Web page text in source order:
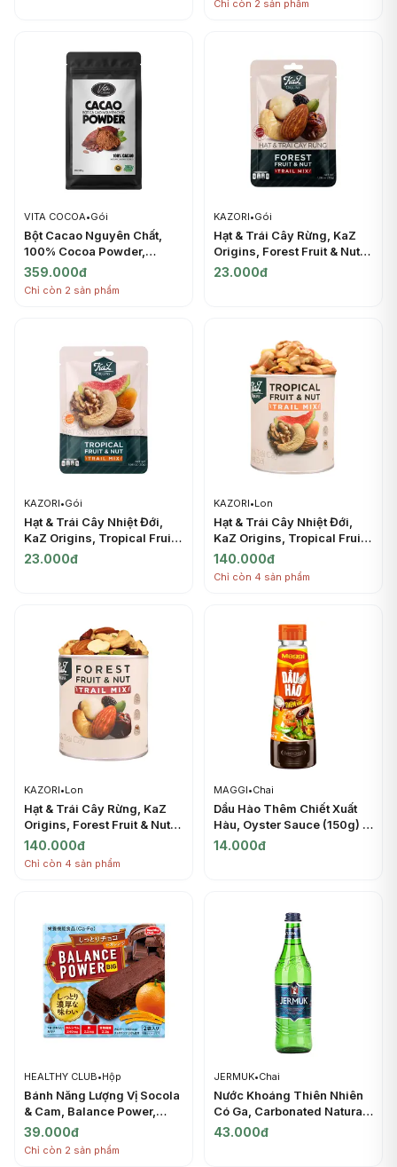
Chỉ còn 2 sản phẩm
VITA COCOA•Gói
Bột Cacao Nguyên Chất,
100% Cocoa Powder,
Natural Unsweetened
(500g) - VITA COCOA
359.000đ
Chỉ còn 2 sản phẩm
KAZORI•Gói
Hạt & Trái Cây Rừng, KaZ
Origins, Forest Fruit & Nut
Trail Mix, 1.06 oz (30g) -
23.000đ
KAZORI•Gói
Hạt & Trái Cây Nhiệt Đới,
KaZ Origins, Tropical Fruit
& Nut Trail Mix, 1.06 oz
23.000đ
KAZORI•Lon
Hạt & Trái Cây Nhiệt Đới,
KaZ Origins, Tropical Fruit
& Nut Trail Mix, 6.3 oz
(180g) - KAZORI
140.000đ
Chỉ còn 4 sản phẩm
KAZORI•Lon
Hạt & Trái Cây Rừng, KaZ
Origins, Forest Fruit & Nut
Trail Mix, 6.3 oz (180g) -
KAZORI
140.000đ
Chỉ còn 4 sản phẩm
MAGGI•Chai
Dầu Hào Thêm Chiết Xuất
Hàu, Oyster Sauce (150g) -
MAGGI
14.000đ
HEALTHY CLUB•Hộp
Bánh Năng Lượng Vị Socola
& Cam, Balance Power,
Moist Chocolate & Orange
Energy Bar, 2 Gói (60.8g) -
HEALTHY CLUB
39.000đ
Chỉ còn 2 sản phẩm
JERMUK•Chai
Nước Khoáng Thiên Nhiên
Có Ga, Carbonated Natural
Mineral Water (0.5L) -
43.000đ